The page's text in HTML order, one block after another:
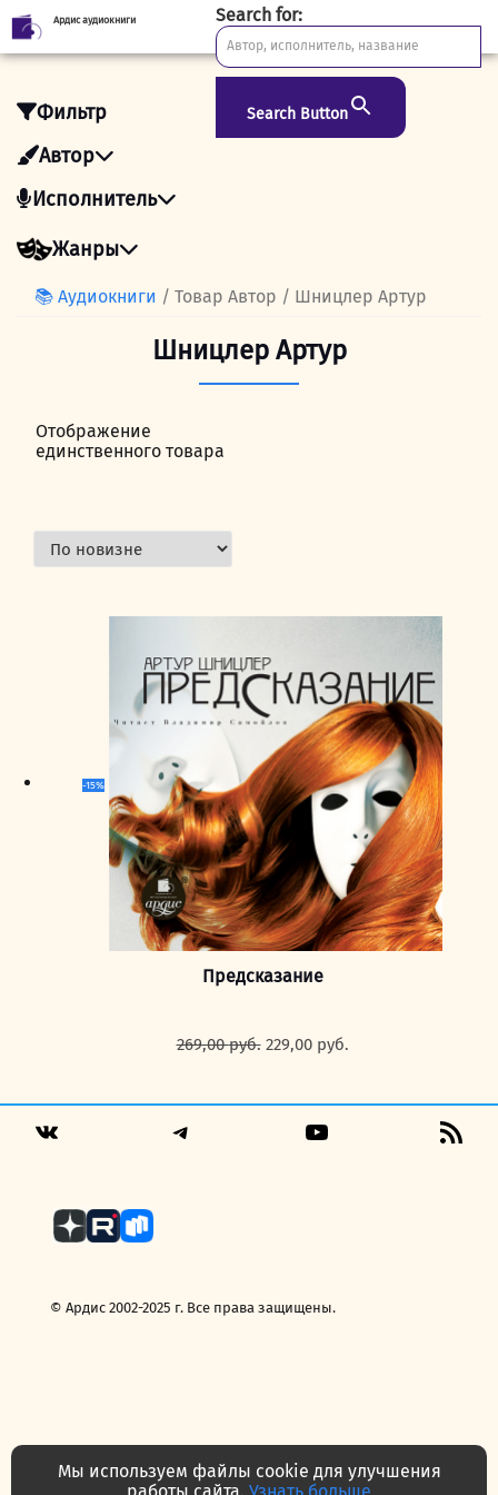
Skip
to
Ардис аудиокниги Search for:
Search Button
Фильтр
Автор
Исполнитель
Жанры
📚 Аудиокниги / Товар Автор / Шницлер Артур
Шницлер Артур
Отображение
единственного товара
-15%
Предсказание
269,00руб. Первоначальная
269,00 руб..
229,00 руб.
© Ардис 2002-2025 г. Все права защищены.
Мы используем файлы cookie для улучшения